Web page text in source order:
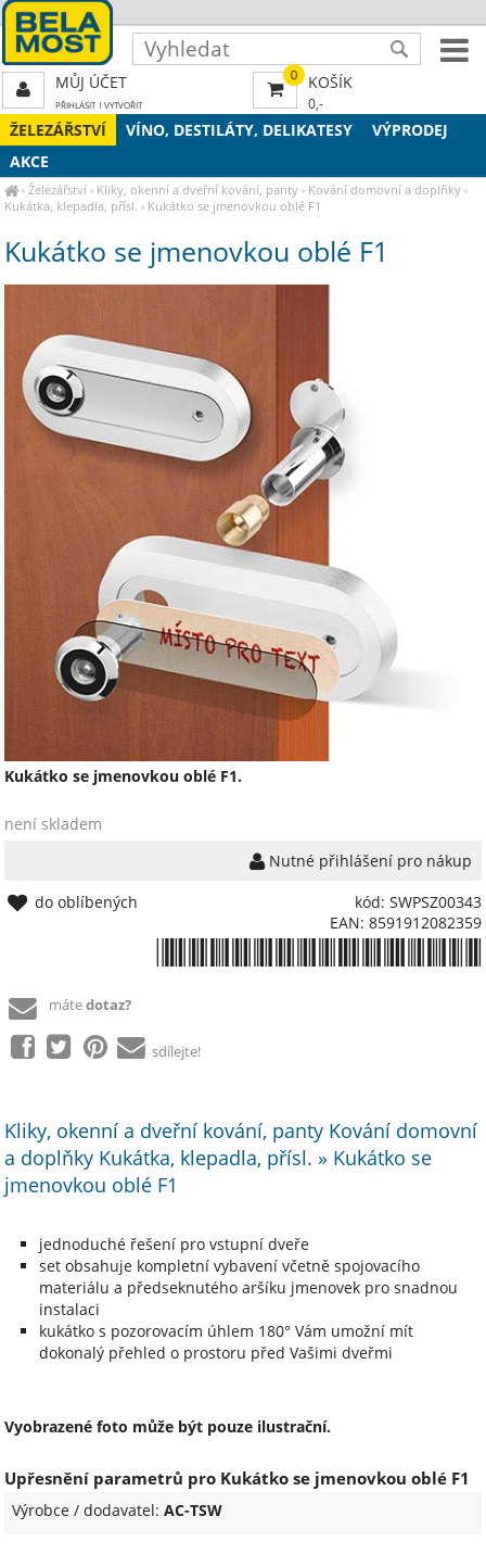
ŽELEZÁŘSTVÍ VÍNO, DESTILÁTY, DELIKATESY
VÝPRODEJ
AKCE
›Železářství › Kliky, okenní a dveřní kování, panty › Kování domovní a doplňky ›
Kukátka, klepadla, přísl. › Kukátko se jmenovkou oblé F1
Kukátko se jmenovkou oblé F1
Kukátko se jmenovkou oblé F1.
není skladem
Nutné přihlášení pro nákup
kód: SWPSZ00343
EAN: 8591912082359
do oblíbených
mátedotaz?
sdílejte!
Kliky, okenní a dveřní kování, panty Kování domovní
a doplňky Kukátka, klepadla, přísl. » Kukátko se
jmenovkou oblé F1
jednoduché řešení pro vstupní dveře
set obsahuje kompletní vybavení včetně spojovacího
materiálu a předseknutého aršíku jmenovek pro snadnou
instalaci
kukátko s pozorovacím úhlem 180° Vám umožní mít
dokonalý přehled o prostoru před Vašimi dveřmi
Vyobrazené foto může být pouze ilustrační.
Upřesnění parametrů pro Kukátko se jmenovkou oblé F1
Výrobce / dodavatel:AC-TSW
0 KOŠÍK
0,-
MŮJ ÚČET
PŘIHLÁSIT| VYTVOŘIT